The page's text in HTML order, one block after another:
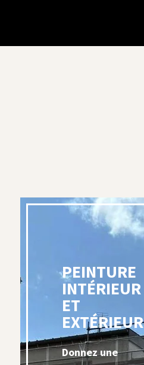
PEINTURE
INTÉRIEUR
ET
EXTÉRIEUR
Donnez une